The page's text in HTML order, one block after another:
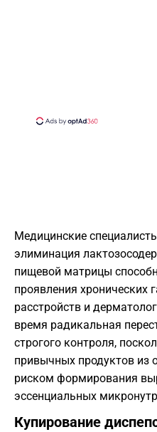
Медицинские
элиминация
пищевой матрицы
проявления хронических
расстройств и
время радикальная
строгого контроля,
привычных продуктов из
риском формирования
эссенциальных
Купирование